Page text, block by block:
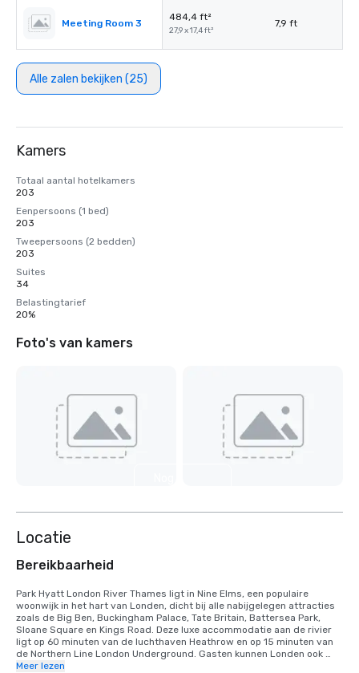
Meeting Room 3
484,4 ft²
27,9 x 17,4 ft²
7,9 ft
Alle zalen bekijken (25)
Kamers
Totaal aantal hotelkamers
203
Eenpersoons (1 bed)
203
Tweepersoons (2 bedden)
203
Suites
34
Belastingtarief
20%
Foto's van kamers
Locatie
Bereikbaarheid
Park Hyatt London River Thames ligt in Nine Elms, een populaire
woonwijk in het hart van Londen, dicht bij alle nabijgelegen attracties
zoals de Big Ben, Buckingham Palace, Tate Britain, Battersea Park,
Sloane Square en Kings Road. Deze luxe accommodatie aan de rivier
ligt op 60 minuten van de luchthaven Heathrow en op 15 minuten van
de Northern Line London Underground. Gasten kunnen Londen ook
verkennen via de vlootdiensten van de rivier de Theems.
Meer lezen